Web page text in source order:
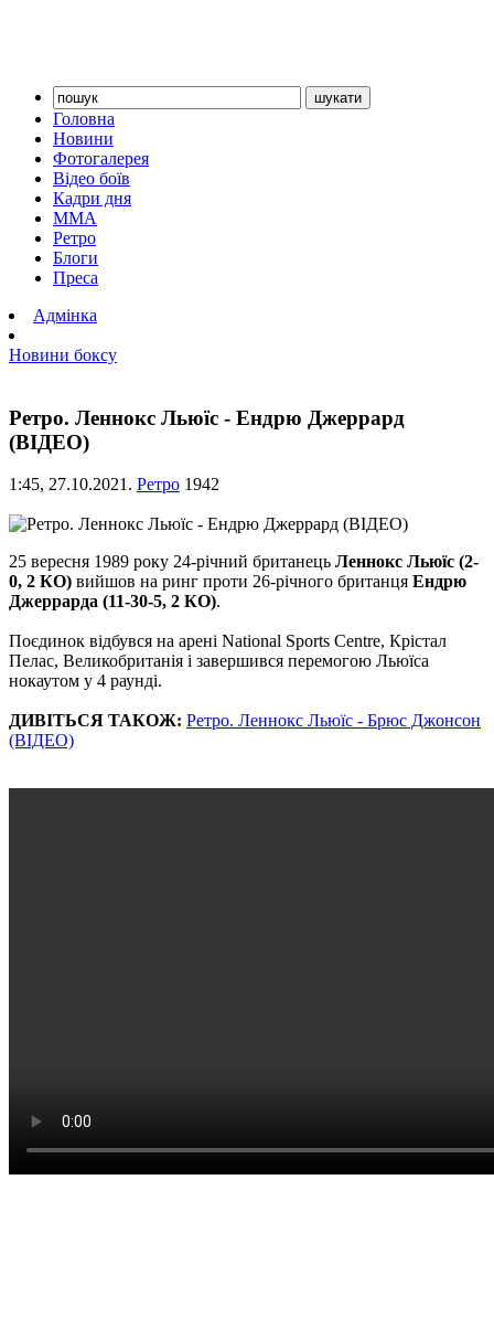
Головна
Новини
Фотогалерея
Відео боїв
Кадри дня
ММА
Ретро
Блоги
Преса
Адмінка
Новини боксу
Ретро. Леннокс Льюїс - Ендрю Джеррард
(ВІДЕО)
1:45, 27.10.2021. Ретро 1942
25 вересня 1989 року 24-річний британець Леннокс Льюїс (2-
0, 2 КО) вийшов на ринг проти 26-річного британця Ендрю
Джеррарда (11-30-5, 2 КО).
Поєдинок відбувся на арені National Sports Centre, Крістал
Пелас, Великобританія і завершився перемогою Льюїса
нокаутом у 4 раунді.
ДИВІТЬСЯ ТАКОЖ: Ретро. Леннокс Льюїс - Брюс Джонсон
(ВІДЕО)